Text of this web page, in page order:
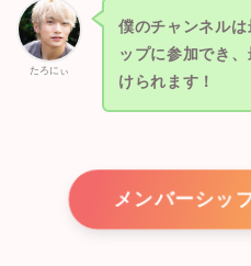
たろにぃ
僕のチャンネル
ップに参加でき
けられます！
メンバーシッ